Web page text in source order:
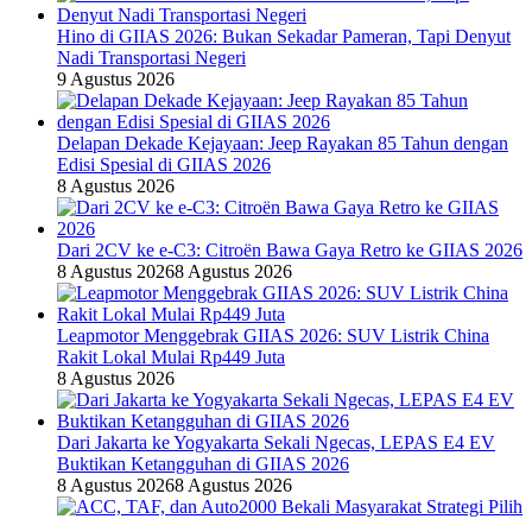
Hino di GIIAS 2026: Bukan Sekadar Pameran, Tapi Denyut
Nadi Transportasi Negeri
9 Agustus 2026
Delapan Dekade Kejayaan: Jeep Rayakan 85 Tahun dengan
Edisi Spesial di GIIAS 2026
8 Agustus 2026
Dari 2CV ke e-C3: Citroën Bawa Gaya Retro ke GIIAS 2026
8 Agustus 20268 Agustus 2026
Leapmotor Menggebrak GIIAS 2026: SUV Listrik China
Rakit Lokal Mulai Rp449 Juta
8 Agustus 2026
Dari Jakarta ke Yogyakarta Sekali Ngecas, LEPAS E4 EV
Buktikan Ketangguhan di GIIAS 2026
8 Agustus 20268 Agustus 2026